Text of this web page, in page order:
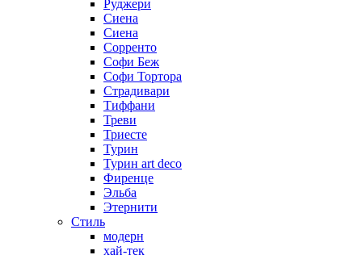
Руджери
Сиена
Сиена
Сорренто
Софи Беж
Софи Тортора
Страдивари
Тиффани
Треви
Триесте
Турин
Турин art deco
Фиренце
Эльба
Этернити
Стиль
модерн
хай-тек